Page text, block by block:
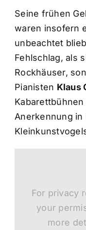
Seine frühen
waren insofern
unbeachtet
Fehlschlag, als
Rockhäuser,
Pianisten Klaus
Anerkennung in
For privacy
your
more